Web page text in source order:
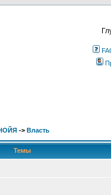
-> Власть
Темы